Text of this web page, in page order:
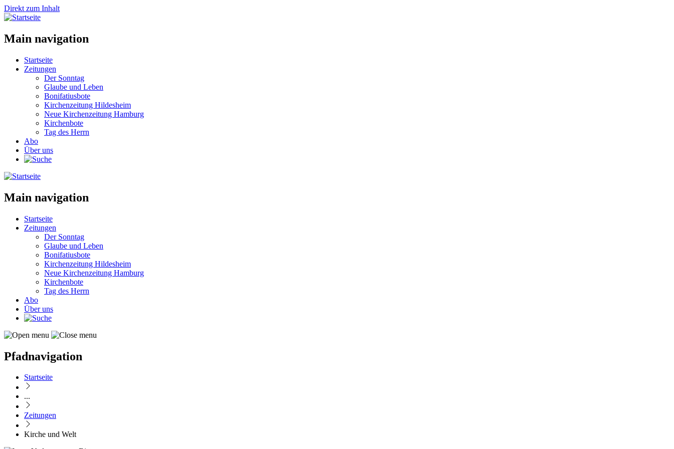
Direkt zum Inhalt
Main navigation
Startseite
Zeitungen
Der Sonntag
Glaube und Leben
Bonifatiusbote
Kirchenzeitung Hildesheim
Neue Kirchenzeitung Hamburg
Kirchenbote
Tag des Herrn
Abo
Über uns
Main navigation
Startseite
Zeitungen
Der Sonntag
Glaube und Leben
Bonifatiusbote
Kirchenzeitung Hildesheim
Neue Kirchenzeitung Hamburg
Kirchenbote
Tag des Herrn
Abo
Über uns
Pfadnavigation
Startseite
...
Zeitungen
Kirche und Welt